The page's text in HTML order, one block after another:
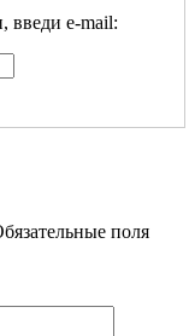
введи e-mail:
поля